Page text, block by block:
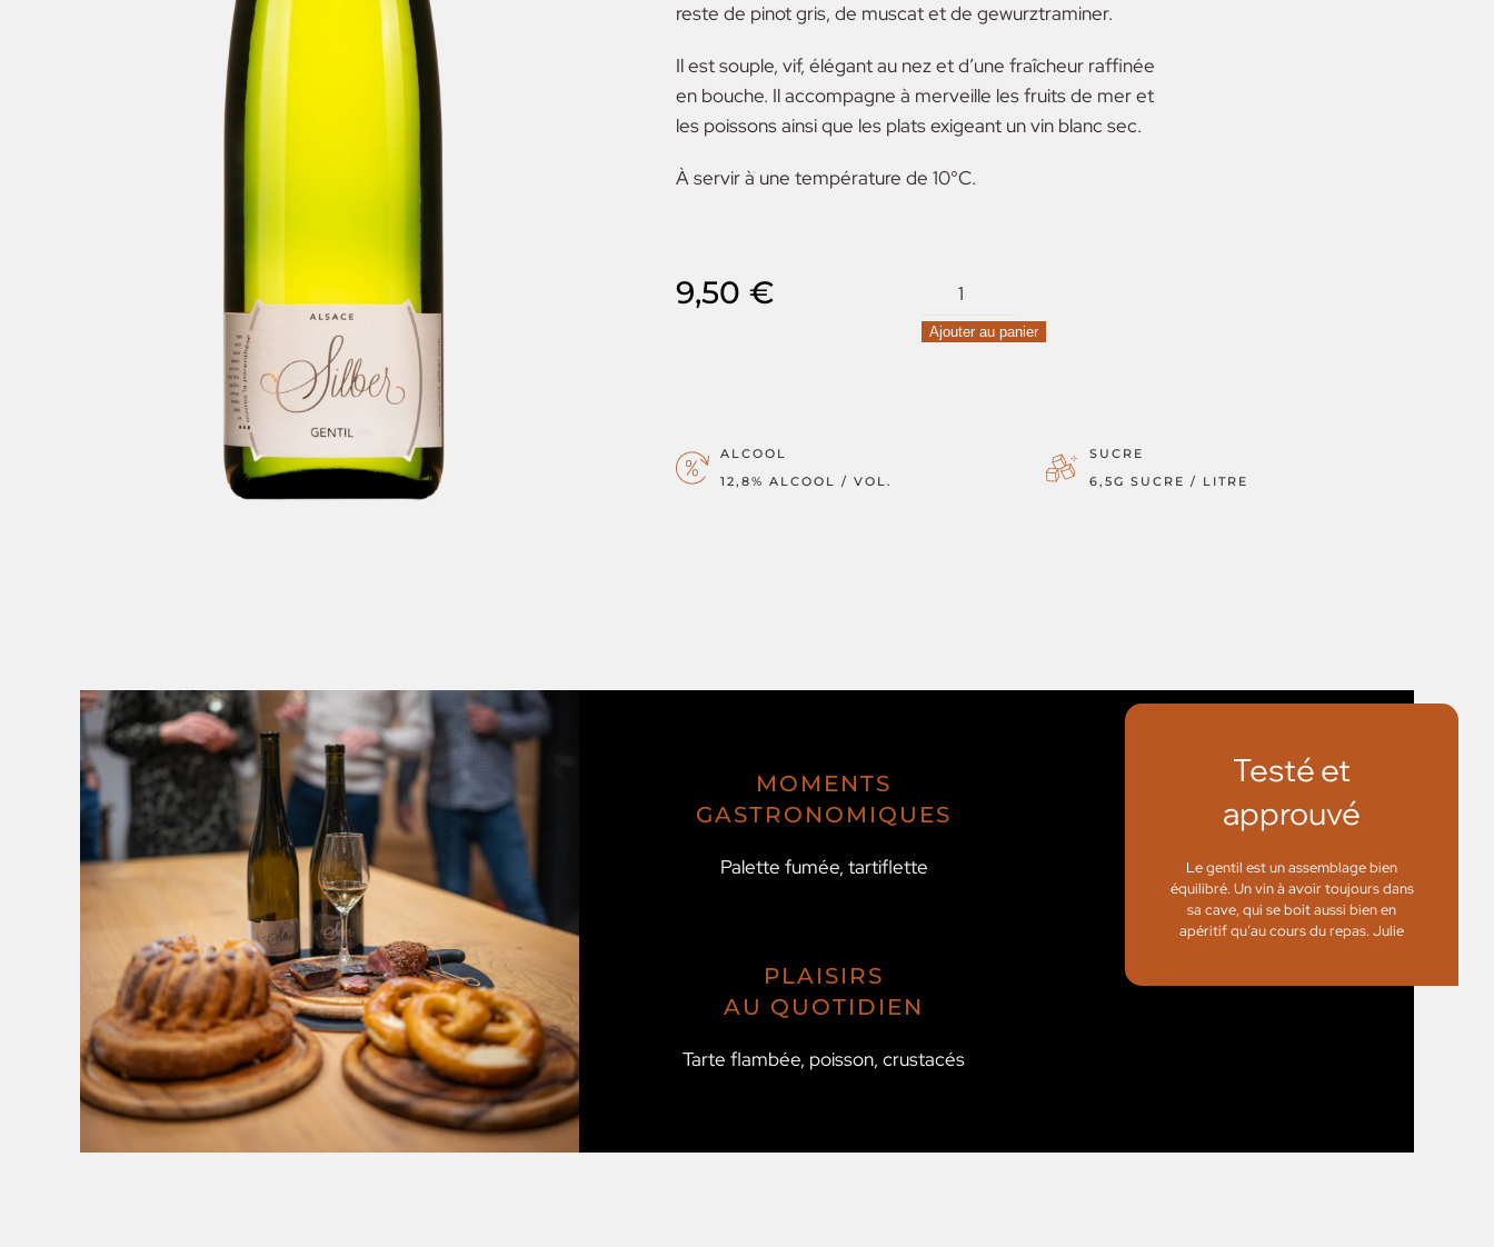
reste de pinot gris, de muscat et de gewurztraminer.
Il est souple, vif, élégant au nez et d’une fraîcheur raffinée
en bouche. Il accompagne à merveille les fruits de mer et
les poissons ainsi que les plats exigeant un vin blanc sec.
À servir à une température de 10°C.
9,50 €
quantité
Gentil
Ajouter au panier
ALCOOL
12,8% ALCOOL / VOL.
SUCRE
6,5G SUCRE / LITRE
MOMENTS
GASTRONOMIQUES
Palette fumée, tartiflette
PLAISIRS
AU QUOTIDIEN
Tarte flambée, poisson, crustacés
Testé et
approuvé
Le gentil est un assemblage bien
équilibré. Un vin à avoir toujours dans
sa cave, qui se boit aussi bien en
apéritif qu’au cours du repas. Julie